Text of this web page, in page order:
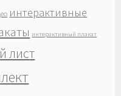
интерактивные
интерактивный плакат
лист